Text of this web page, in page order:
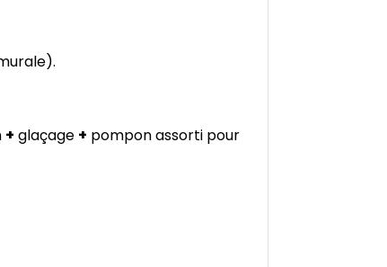
+ glaçage + pompon assorti pour